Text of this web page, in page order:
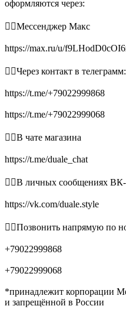
оформляются через:
👉🏻Мессенджер Макс
https://max.ru/u/
👉🏻Через контакт в телеграмм:
https://t.me/+79022999868
https://t.me/+79022999068
👉🏻В чате магазина
https://t.me/duale_chat
👉🏻В личных сообщениях
https://vk.com/duale.style
👉🏻Позвонить напрямую по
+79022999868
+79022999068
*принадлежит корпорации
и запрещённой в России